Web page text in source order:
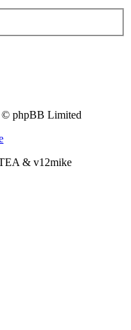
phpBB Limited
& v12mike